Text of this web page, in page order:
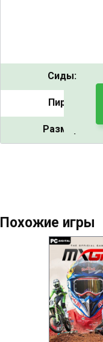
Сиды:
Пиры:
Размер:
Похожие игры